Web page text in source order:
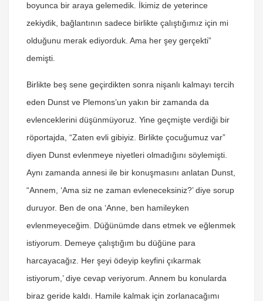
boyunca bir araya gelemedik. İkimiz de yeterince
zekiydik, bağlantının sadece birlikte çalıştığımız için mi
olduğunu merak ediyorduk. Ama her şey gerçekti”
demişti.
Birlikte beş sene geçirdikten sonra nişanlı kalmayı tercih
eden Dunst ve Plemons’un yakın bir zamanda da
evlenceklerini düşünmüyoruz. Yine geçmişte verdiği bir
röportajda, “Zaten evli gibiyiz. Birlikte çocuğumuz var”
diyen Dunst evlenmeye niyetleri olmadığını söylemişti.
Aynı zamanda annesi ile bir konuşmasını anlatan Dunst,
“Annem, ‘Ama siz ne zaman evleneceksiniz?’ diye sorup
duruyor. Ben de ona ‘Anne, ben hamileyken
evlenmeyeceğim. Düğünümde dans etmek ve eğlenmek
istiyorum. Demeye çalıştığım bu düğüne para
harcayacağız. Her şeyi ödeyip keyfini çıkarmak
istiyorum,’ diye cevap veriyorum. Annem bu konularda
biraz geride kaldı. Hamile kalmak için zorlanacağımı